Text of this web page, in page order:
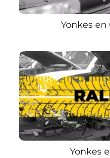
Yonkes en
Yonkes